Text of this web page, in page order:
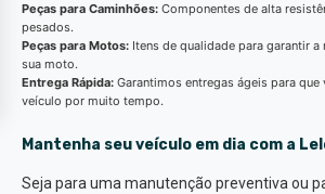
Peças para Caminhões: Componentes de alta
pesados.
Peças para Motos: Itens de qualidade para garantir
sua moto.
Entrega Rápida: Garantimos entregas ágeis para que
veículo por muito tempo.
Mantenha seu veículo em dia com a
Seja para uma manutenção preventiva ou